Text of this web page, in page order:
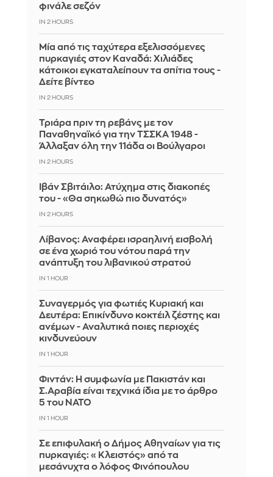
φινάλε σεζόν
IN 2 HOURS
Μία από τις ταχύτερα εξελισσόμενες
πυρκαγιές στον Καναδά: Χιλιάδες
κάτοικοι εγκαταλείπουν τα σπίτια τους -
Δείτε βίντεο
IN 2 HOURS
Τριάρα πριν τη ρεβάνς με τον
Παναθηναϊκό για την ΤΣΣΚΑ 1948 -
Άλλαξαν όλη την 11άδα οι Βούλγαροι
IN 2 HOURS
Ιβάν Σβιτάιλο: Ατύχημα στις διακοπές
του - «Θα σηκωθώ πιο δυνατός»
IN 2 HOURS
Λίβανος: Αναφέρει ισραηλινή εισβολή
σε ένα χωριό του νότου παρά την
ανάπτυξη του λιβανικού στρατού
IN 1 HOUR
Συναγερμός για φωτιές Κυριακή και
Δευτέρα: Επικίνδυνο κοκτέιλ ζέστης και
ανέμων - Αναλυτικά ποιες περιοχές
κινδυνεύουν
IN 1 HOUR
Φιντάν: Η συμφωνία με Πακιστάν και
Σ.Αραβία είναι τεχνικά ίδια με το άρθρο
5 του ΝΑΤΟ
IN 1 HOUR
Σε επιφυλακή ο Δήμος Αθηναίων για τις
πυρκαγιές: «Κλειστός» από τα
μεσάνυχτα ο λόφος Φινόπουλου